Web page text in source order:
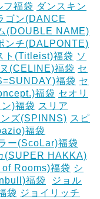
フ福袋 ダンスキン
ゴン(DANCE
(DOUBLE NAME)
ンチ(DALPONTE)
ト(Titleist)福袋 ソ
(CELINE)福袋 セ
福袋 セ
福袋 セオリ
)福袋 スリア
ンズ(SPINNS) スピ
福袋
ー(ScoLar)福袋
(SUPER HAKKA)
Rooms)福袋 シ
福袋
ジョル
袋 ジョイリッチ